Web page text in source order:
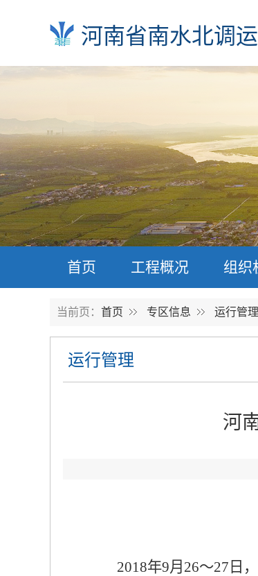
河南省南水北调
首页 工程概况 组织
当前页： 首页 专区信息 运行管理
运行管理
河
2018年9月26～27日